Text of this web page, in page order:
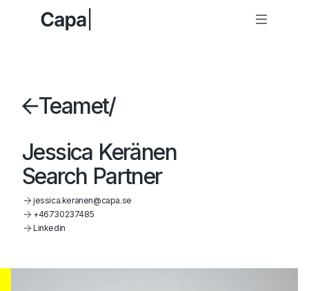
Teamet/
Jessica Keränen
Search Partner
jessica.keranen@capa.se
+46730237485
Linkedin